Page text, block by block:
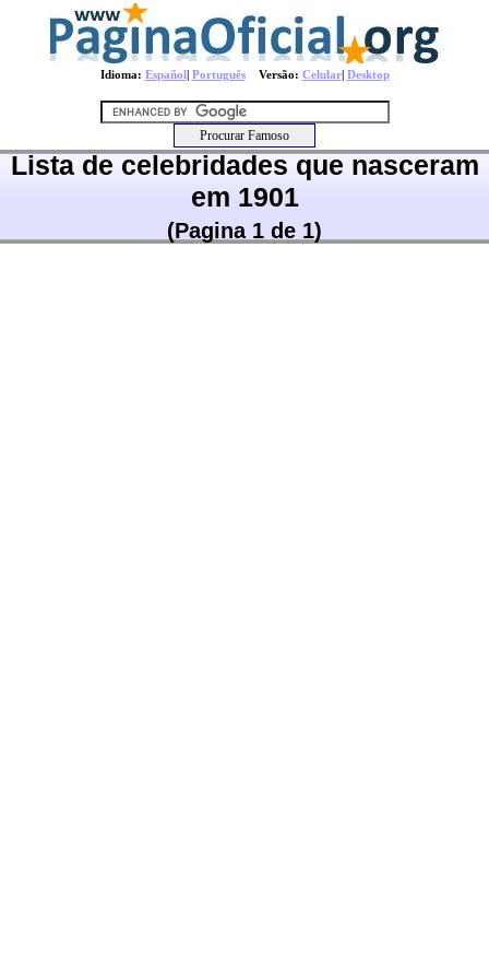
Idioma: Español| PortuguêsVersão: Celular| Desktop
Lista de celebridades que nasceram
em 1901
(Pagina 1 de 1)